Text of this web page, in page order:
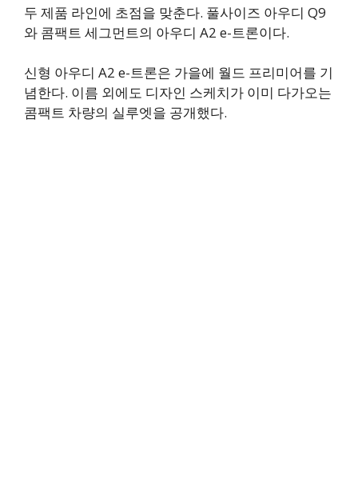
두 제품 라인에 초점을 맞춘다. 풀사이즈 아우디 Q9
와 콤팩트 세그먼트의 아우디 A2 e-트론이다.
신형 아우디 A2 e-트론은 가을에 월드 프리미어를 기
념한다. 이름 외에도 디자인 스케치가 이미 다가오는
콤팩트 차량의 실루엣을 공개했다.